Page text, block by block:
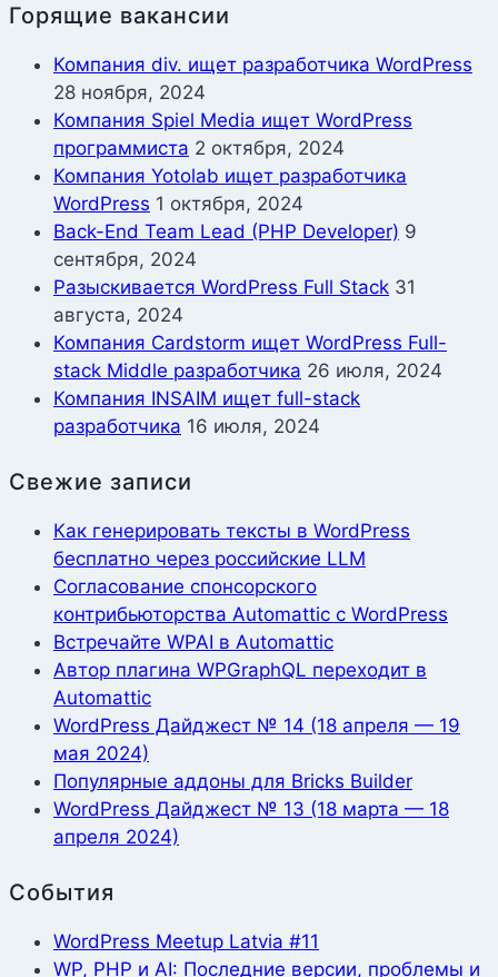
Горящие вакансии
Компания div. ищет разработчика WordPress
28 ноября, 2024
Компания Spiel Media ищет WordPress
программиста 2 октября, 2024
Компания Yotolab ищет разработчика
WordPress 1 октября, 2024
Back-End Team Lead (PHP Developer) 9
сентября, 2024
Разыскивается WordPress Full Stack 31
августа, 2024
Компания Cardstorm ищет WordPress Full-
stack Middle разработчика 26 июля, 2024
Компания INSAIM ищет full-stack
разработчика 16 июля, 2024
Свежие записи
Как генерировать тексты в WordPress
бесплатно через российские LLM
Согласование спонсорского
контрибьюторства Automattic с WordPress
Встречайте WPAI в Automattic
Автор плагина WPGraphQL переходит в
Automattic
WordPress Дайджест № 14 (18 апреля — 19
мая 2024)
Популярные аддоны для Bricks Builder
WordPress Дайджест № 13 (18 марта — 18
апреля 2024)
События
WordPress Meetup Latvia #11
WP, PHP и AI: Последние версии, проблемы и